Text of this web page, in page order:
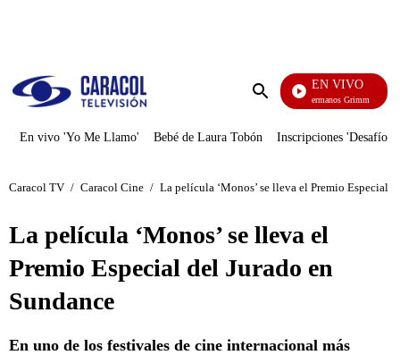
Enviar
EN VIVO
En vivo 'Yo Me Llamo' Bebé de Laura Tobón Inscripciones 'Desafío'
Caracol TV / Caracol Cine / La película ‘Monos’ se lleva el Premio Especial
La película ‘Monos’ se lleva el
Premio Especial del Jurado en
Sundance
En uno de los festivales de cine internacional más